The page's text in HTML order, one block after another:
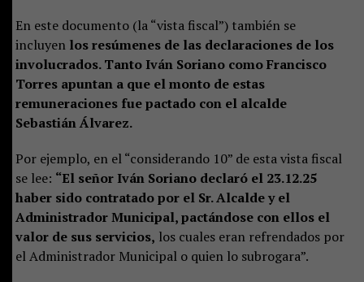
En este documento (la “vista fiscal”) también se
incluyen los resúmenes de las declaraciones de los
involucrados. Tanto Iván Soriano como Francisco
Torres apuntan a que el monto de estas
remuneraciones fue pactado con el alcalde
Sebastián Álvarez.
Por ejemplo, en el “considerando 10” de esta vista fiscal
se lee: “El señor Iván Soriano declaró el 23.12.25
haber sido contratado por el Sr. Alcalde y el
Administrador Municipal, pactándose con ellos el
valor de sus servicios, los cuales eran refrendados por
el Administrador Municipal o quien lo subrogara”.